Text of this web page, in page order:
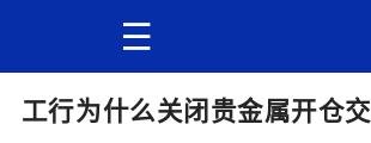
工行为什么关闭贵金属开仓